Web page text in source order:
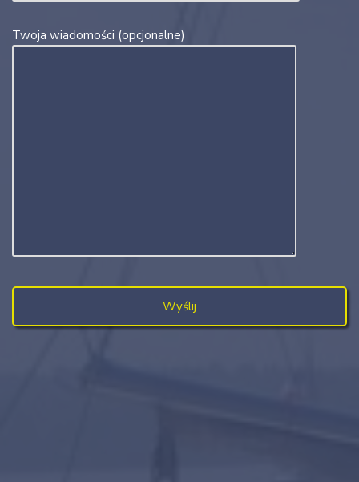
Twoja wiadomości (opcjonalne)